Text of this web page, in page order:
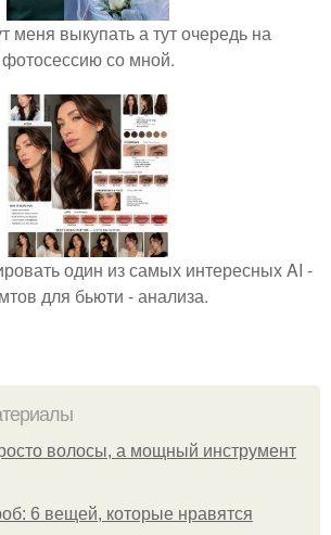
меня выкупать а тут очередь на
фотосессию со мной.
один из самых интересных AI -
для бьюти - анализа.
волосы, а мощный инструмент
6 вещей, которые нравятся